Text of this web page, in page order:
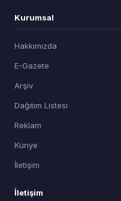
Kurumsal
Hakkımızda
E-Gazete
Arşiv
Dağıtım Listesi
Reklam
Künye
İletişim
İletişim